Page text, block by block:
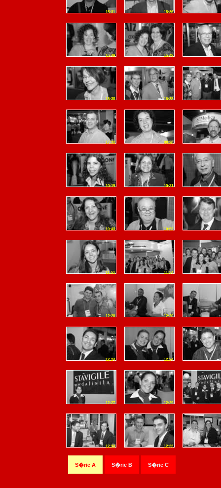
15:31 15:36
15:49 15:49
16:38 16:38
17:32 08:28
10:19 10:31
10:43 10:52
11:51 11:54
12:20 12:20
12:24 12:24
12:27 12:29
12:33 12:33
S�rie A S�rie B S�rie C